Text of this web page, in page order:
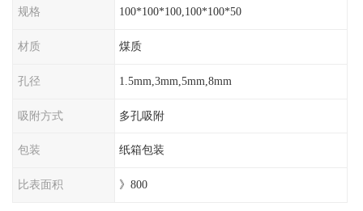
规格 100*100*100,100*100*50
材质 煤质
孔径 1.5mm,3mm,5mm,8mm
吸附方式 多孔吸附
包装 纸箱包装
比表面积 》800